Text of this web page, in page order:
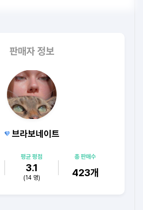
판매자 정보
브라보네이트
평균 평점
3.1
(14 명)
총 판매수
423개